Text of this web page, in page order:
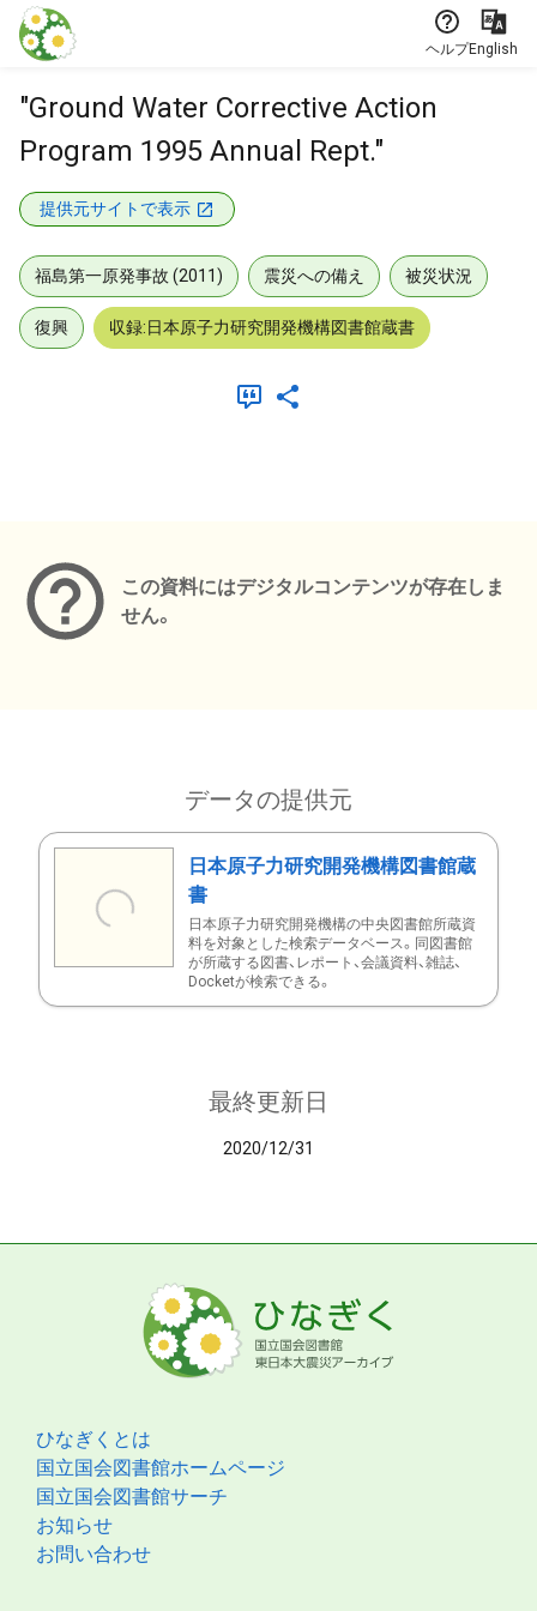
本文に飛ぶ
ヘルプEnglish
"Ground Water Corrective Action
Program 1995 Annual Rept."
提供元サイトで表示
福島第一原発事故 (2011) 震災への備え 被災状況
復興 収録:日本原子力研究開発機構図書館蔵書
この資料にはデジタルコンテンツが存在しま
せん。
データの提供元
日本原子力研究開発機構図書館蔵
書
日本原子力研究開発機構の中央図書館所蔵資
料を対象とした検索データベース。同図書館
が所蔵する図書、レポート、会議資料、雑誌、
Docketが検索できる。
最終更新日
2020/12/31
ひなぎくとは
国立国会図書館ホームページ
国立国会図書館サーチ
お知らせ
お問い合わせ